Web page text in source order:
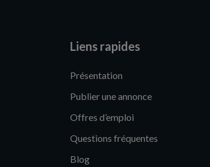
Liens rapides
Présentation
Publier une annonce
Offres d’emploi
Questions fréquentes
Blog